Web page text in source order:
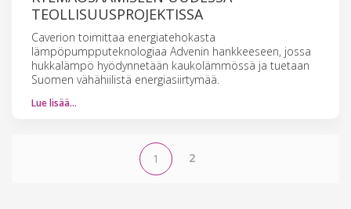
TEOLLISUUSPROJEKTISSA
Caverion toimittaa energiatehokasta
lämpöpumpputeknologiaa Advenin hankkeeseen, jossa
hukkalämpö hyödynnetään kaukolämmössä ja tuetaan
Suomen vähähiilistä energiasiirtymää.
Lue lisää…
1 2